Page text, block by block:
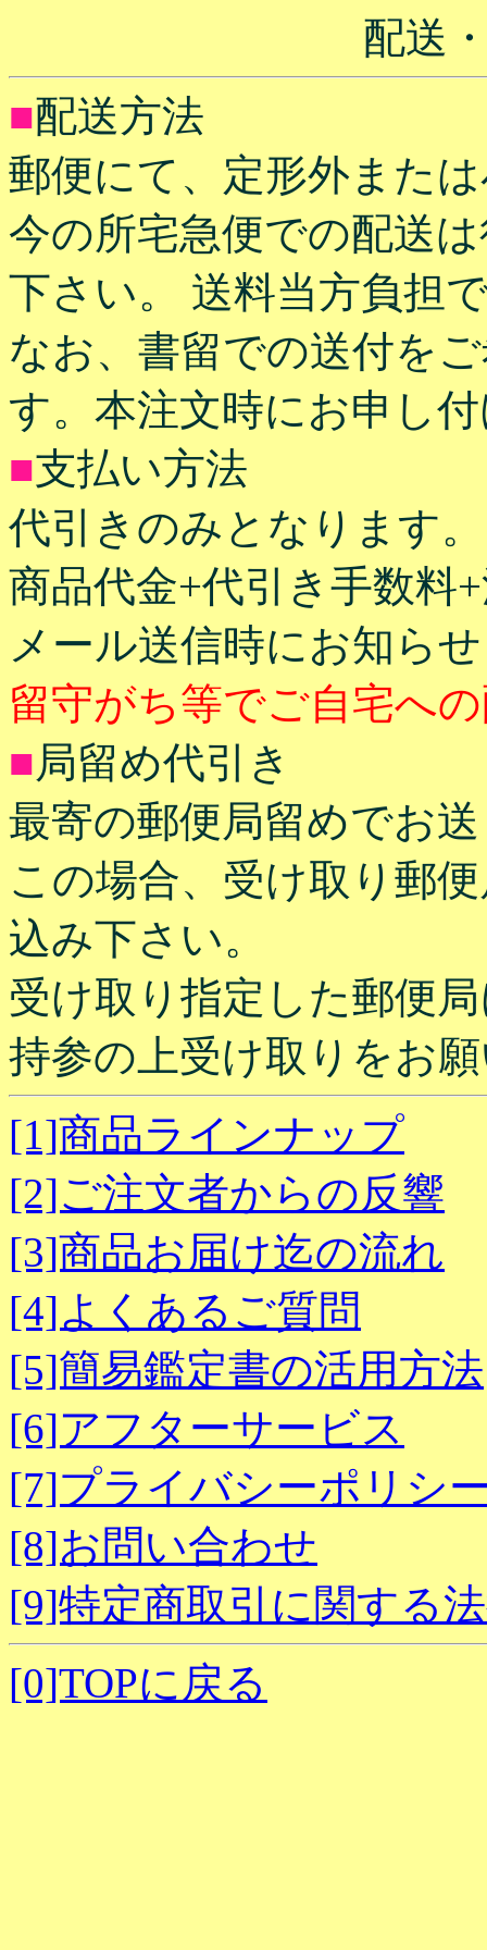
配送
■配送方法
郵便にて、定形外また
今の所宅急便での配送
下さい。 送料当方負担
なお、書留での送付を
す。本注文時にお申し
■支払い方法
代引きのみとなります。
商品代金+代引き手数料
メール送信時にお知ら
留守がち等でご自宅へ
■局留め代引き
最寄の郵便局留めでお
この場合、受け取り郵
込み下さい。
受け取り指定した郵便
持参の上受け取りをお
[1]商品ラインナップ
[2]ご注文者からの反響
[3]商品お届け迄の流れ
[4]よくあるご質問
[5]簡易鑑定書の活用方法
[6]アフターサービス
[7]プライバシーポリシ
[8]お問い合わせ
[9]特定商取引に関する
[0]TOPに戻る